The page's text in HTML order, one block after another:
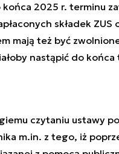
2025 r. terminu
składek ZUS
mają też być
nastąpić do końca
czytaniu ustawy
m.in. z tego, iż